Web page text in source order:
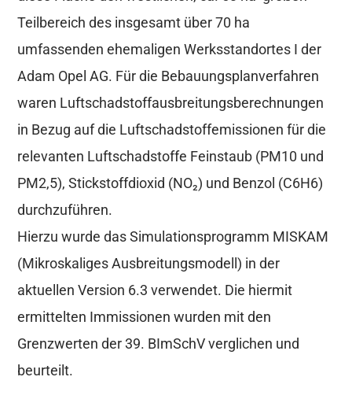
Teilbereich des insgesamt über 70 ha
umfassenden ehemaligen Werksstandortes I der
Adam Opel AG. Für die Bebauungsplanverfahren
waren Luftschadstoffausbreitungsberechnungen
in Bezug auf die Luftschadstoffemissionen für die
relevanten Luftschadstoffe Feinstaub (PM10 und
PM2,5), Stickstoffdioxid (NO₂) und Benzol (C6H6)
durchzuführen.
Hierzu wurde das Simulationsprogramm MISKAM
(Mikroskaliges Ausbreitungsmodell) in der
aktuellen Version 6.3 verwendet. Die hiermit
ermittelten Immissionen wurden mit den
Grenzwerten der 39. BImSchV verglichen und
beurteilt.